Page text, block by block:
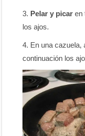
Pelar y picar en
los ajos.
En una cazuela,
continuación los